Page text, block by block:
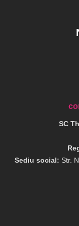
SC
Sediu social: Str.